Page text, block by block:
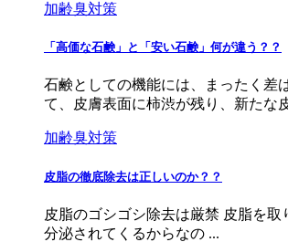
加齢臭対策
「高価な石鹸」と「安い石鹸」何が違う？？
石鹸としての機能には、まったく差
て、皮膚表面に柿渋が残り、新たな
加齢臭対策
皮脂の徹底除去は正しいのか？？
皮脂のゴシゴシ除去は厳禁 皮脂を
分泌されてくるからなの ...